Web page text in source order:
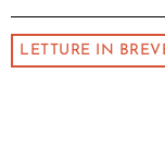
LETTURE IN